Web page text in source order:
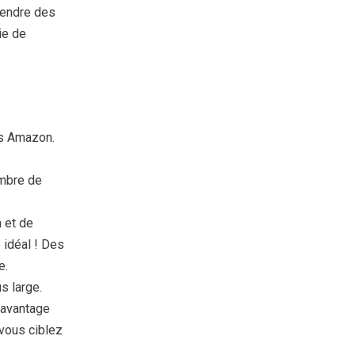
des
de
Amazon.
de
et de
idéal ! Des
large.
ciblez